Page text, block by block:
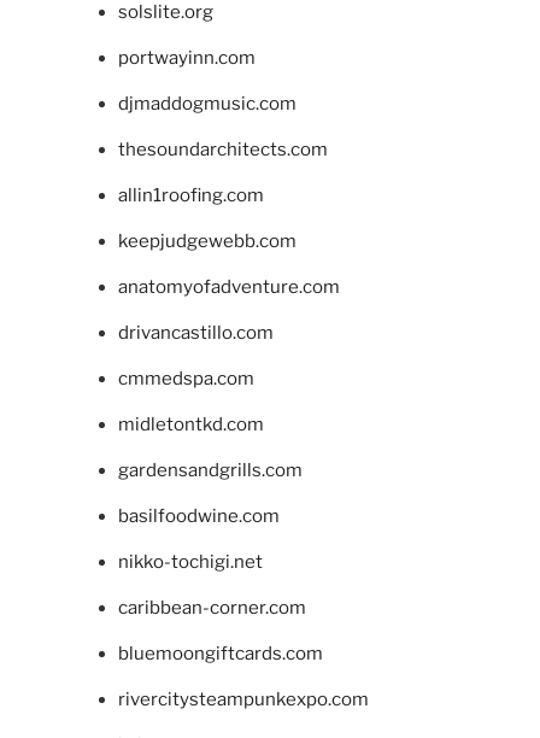
solslite.org
portwayinn.com
djmaddogmusic.com
thesoundarchitects.com
allin1roofing.com
keepjudgewebb.com
anatomyofadventure.com
drivancastillo.com
cmmedspa.com
midletontkd.com
gardensandgrills.com
basilfoodwine.com
nikko-tochigi.net
caribbean-corner.com
bluemoongiftcards.com
rivercitysteampunkexpo.com